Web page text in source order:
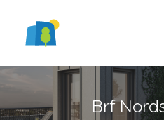
Brf